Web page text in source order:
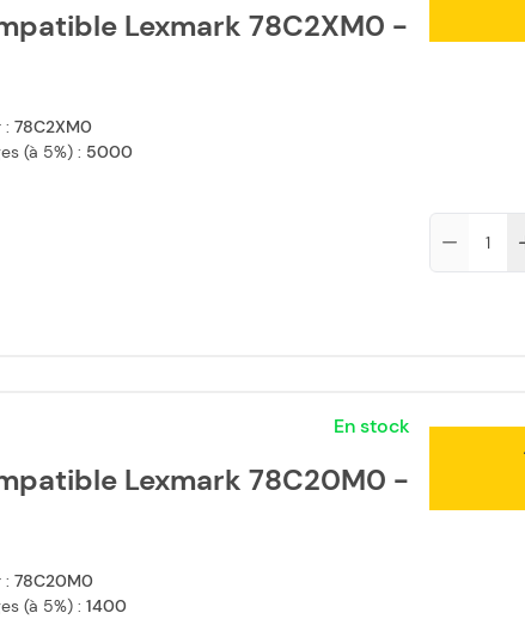
Lexmark 78C2XM0 -
: 78C2XM0
(à 5%) : 5000
En stock
Lexmark 78C20M0 -
: 78C20M0
(à 5%) : 1400